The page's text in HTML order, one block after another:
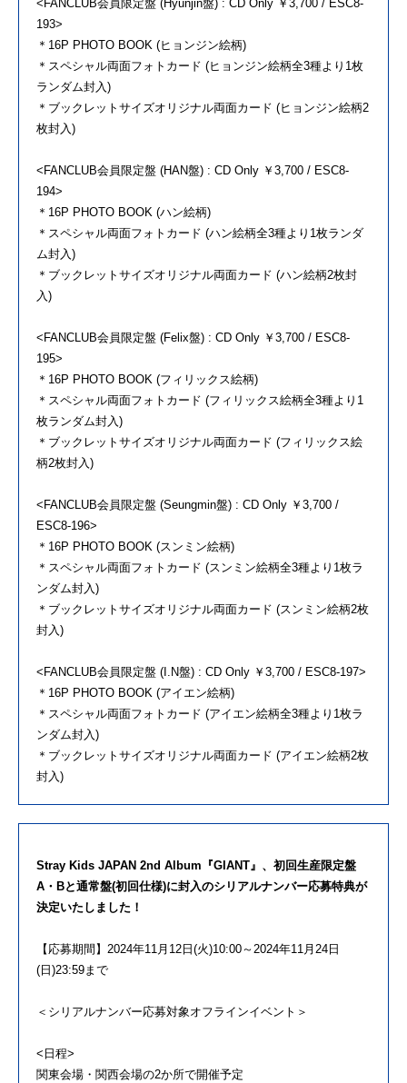
<FANCLUB会員限定盤 (Hyunjin盤) : CD Only ￥3,700 / ESC8-
193>
＊16P PHOTO BOOK (ヒョンジン絵柄)
＊スペシャル両面フォトカード (ヒョンジン絵柄全3種より1枚
ランダム封入)
＊ブックレットサイズオリジナル両面カード (ヒョンジン絵柄2
枚封入)
<FANCLUB会員限定盤 (HAN盤) : CD Only ￥3,700 / ESC8-
194>
＊16P PHOTO BOOK (ハン絵柄)
＊スペシャル両面フォトカード (ハン絵柄全3種より1枚ランダ
ム封入)
＊ブックレットサイズオリジナル両面カード (ハン絵柄2枚封
入)
<FANCLUB会員限定盤 (Felix盤) : CD Only ￥3,700 / ESC8-
195>
＊16P PHOTO BOOK (フィリックス絵柄)
＊スペシャル両面フォトカード (フィリックス絵柄全3種より1
枚ランダム封入)
＊ブックレットサイズオリジナル両面カード (フィリックス絵
柄2枚封入)
<FANCLUB会員限定盤 (Seungmin盤) : CD Only ￥3,700 /
ESC8-196>
＊16P PHOTO BOOK (スンミン絵柄)
＊スペシャル両面フォトカード (スンミン絵柄全3種より1枚ラ
ンダム封入)
＊ブックレットサイズオリジナル両面カード (スンミン絵柄2枚
封入)
<FANCLUB会員限定盤 (I.N盤) : CD Only ￥3,700 / ESC8-197>
＊16P PHOTO BOOK (アイエン絵柄)
＊スペシャル両面フォトカード (アイエン絵柄全3種より1枚ラ
ンダム封入)
＊ブックレットサイズオリジナル両面カード (アイエン絵柄2枚
封入)
Stray Kids JAPAN 2nd Album『GIANT』、初回生産限定盤
A・Bと通常盤(初回仕様)に封入のシリアルナンバー応募特典が
決定いたしました！
【応募期間】2024年11月12日(火)10:00～2024年11月24日
(日)23:59まで
＜シリアルナンバー応募対象オフラインイベント＞
<日程>
関東会場・関西会場の2か所で開催予定